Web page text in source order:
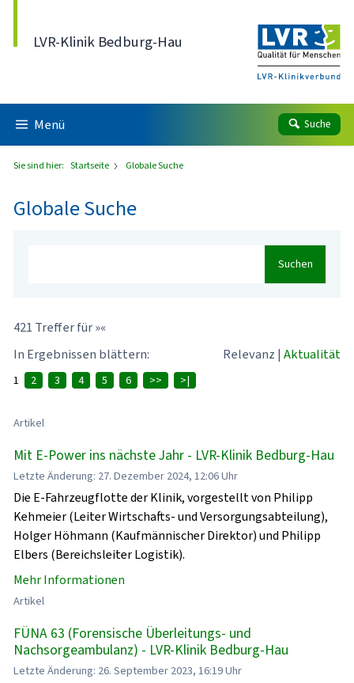
LVR-Klinik Bedburg-Hau
Menü Suche
Sie sind hier: Startseite Globale Suche
Globale Suche
Suchen
421 Treffer für »«
In Ergebnissen blättern:
Relevanz | Aktualität
1 2 3 4 5 6 >> >|
Artikel
Mit E-Power ins nächste Jahr - LVR-Klinik Bedburg-Hau
Letzte Änderung: 27. Dezember 2024, 12:06 Uhr
Die E-Fahrzeugflotte der Klinik, vorgestellt von Philipp
Kehmeier (Leiter Wirtschafts- und Versorgungsabteilung),
Holger Höhmann (Kaufmännischer Direktor) und Philipp
Elbers (Bereichsleiter Logistik).
Mehr Informationen
Artikel
FÜNA 63 (Forensische Überleitungs- und
Nachsorgeambulanz) - LVR-Klinik Bedburg-Hau
Letzte Änderung: 26. September 2023, 16:19 Uhr